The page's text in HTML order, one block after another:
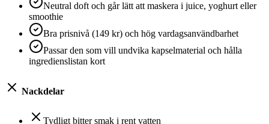
Neutral doft och går lätt att maskera i juice, yoghurt eller
smoothie
Bra prisnivå (149 kr) och hög vardagsanvändbarhet
Passar den som vill undvika kapselmaterial och hålla
ingredienslistan kort
Nackdelar
Tydligt bitter smak i rent vatten